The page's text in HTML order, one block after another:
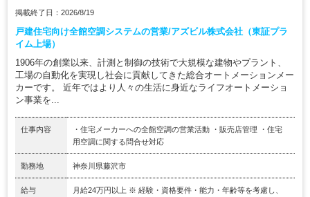
掲載終了日：2026/8/19
戸建住宅向け全館空調システムの営業/アズビル株式会社（東証プラ
イム上場）
1906年の創業以来、計測と制御の技術で大規模な建物やプラント、
工場の自動化を実現し社会に貢献してきた総合オートメーションメー
カーです。 近年ではより人々の生活に身近なライフオートメーショ
ン事業を...
仕事内容
・住宅メーカーへの全館空調の営業活動 ・販売店管理 ・住宅
用空調に関する問合せ対応
勤務地 神奈川県藤沢市
給与
月給24万円以上 ※ 経験・資格要件・能力・年齢等を考慮し、